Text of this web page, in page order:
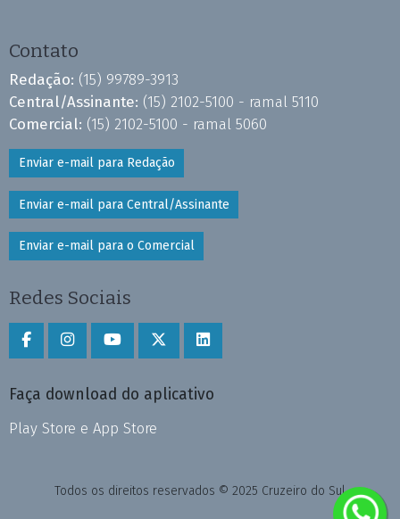
Contato
Redação: (15) 99789-3913
Central/Assinante: (15) 2102-5100 - ramal 5110
Comercial: (15) 2102-5100 - ramal 5060
Enviar e-mail para Redação
Enviar e-mail para Central/Assinante
Enviar e-mail para o Comercial
Redes Sociais
Faça download do aplicativo
Play Store e App Store
Todos os direitos reservados © 2025 Cruzeiro do Sul